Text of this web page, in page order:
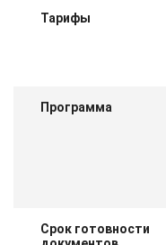
Тарифы
Программа
Срок готовности